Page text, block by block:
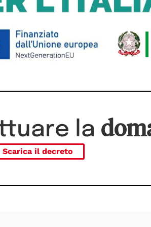
la
Scarica il decreto